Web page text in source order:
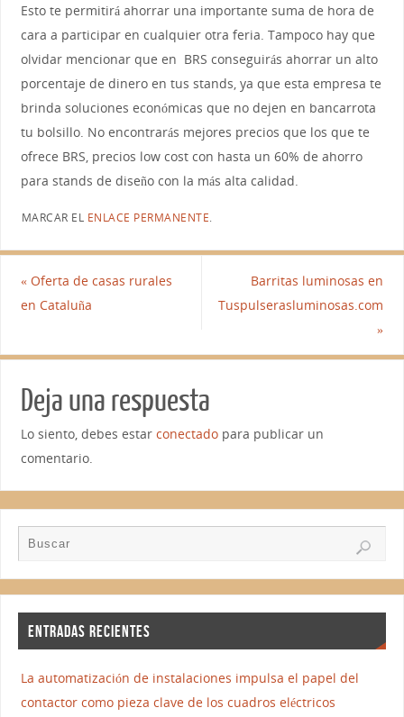
Esto te permitirá ahorrar una importante suma de hora de
cara a participar en cualquier otra feria. Tampoco hay que
olvidar mencionar que en BRS conseguirás ahorrar un alto
porcentaje de dinero en tus stands, ya que esta empresa te
brinda soluciones económicas que no dejen en bancarrota
tu bolsillo. No encontrarás mejores precios que los que te
ofrece BRS, precios low cost con hasta un 60% de ahorro
para stands de diseño con la más alta calidad.
MARCAR EL ENLACE PERMANENTE.
«Oferta de casas rurales
en Cataluña
Barritas luminosas en
Tuspulserasluminosas.com
»
Deja una respuesta
Lo siento, debes estar conectadopara publicar un
comentario.
ENTRADAS RECIENTES
La automatización de instalaciones impulsa el papel del
contactor como pieza clave de los cuadros eléctricos